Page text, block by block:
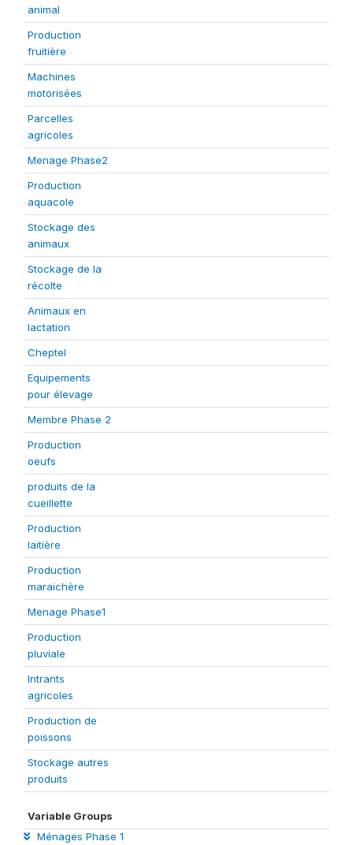
animal
Production
fruitière
Machines
motorisées
Parcelles
agricoles
Menage Phase2
Production
aquacole
Stockage des
animaux
Stockage de la
récolte
Animaux en
lactation
Cheptel
Equipements
pour élevage
Membre Phase 2
Production
oeufs
produits de la
cueillette
Production
laitière
Production
maraichère
Menage Phase1
Production
pluviale
Intrants
agricoles
Production de
poissons
Stockage autres
produits
Variable Groups
Ménages Phase 1